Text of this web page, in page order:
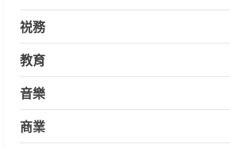
祱務
教育
音樂
商業